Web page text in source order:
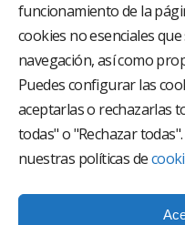
funcionamiento de la
cookies no esenciales
navegación, así como
Puedes configurar las
aceptarlas o rechazarlas
todas" o "Rechazar
nuestras políticas de
El Grupo Hospitalario
hospitalarios con mayor
con el objetivo de
asistencia sanitaria de
está compuesta por 18
multiespecialidad.
Síguenos en